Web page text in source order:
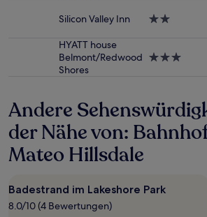
Bedingungen
Silicon Valley Inn
2.0-
HYATT house
Belmont/Redwood
Shores
3.0-
Andere
der Nähe von:
Mateo Hillsdale
Badestrand im Lakeshore Park
8.0/10 (4 Bewertungen)